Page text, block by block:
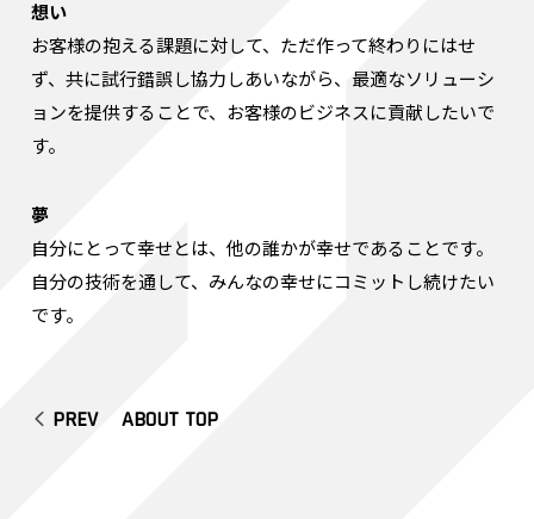
想い
お客様の抱える課題に対して、ただ作って終わりにはせ
ず、共に試行錯誤し協力しあいながら、最適なソリューシ
ョンを提供することで、お客様のビジネスに貢献したいで
す。
夢
自分にとって幸せとは、他の誰かが幸せであることです。
自分の技術を通して、みんなの幸せにコミットし続けたい
です。
PREV ABOUT TOP